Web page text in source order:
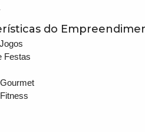
do
Festas